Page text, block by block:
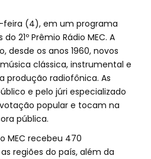
(4), em um programa
21º Prêmio Rádio MEC. A
desde os anos 1960, novos
clássica, instrumental e
produção radiofônica. As
e pelo júri especializado
popular e tocam na
pública.
MEC recebeu 470
regiões do país, além da